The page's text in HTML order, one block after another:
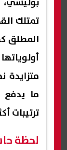
تمتلك
المطلق
متزايدة
ما
ترتيبات
لحظة